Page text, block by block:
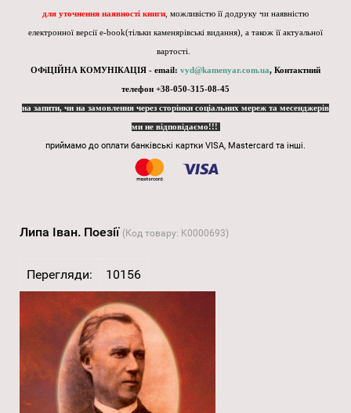
для уточнення наявності книги , можливістю її додруку чи наявністю
електронної версії e-book(тільки каменярівські видання), а також її актуальної
вартості.
ОФіЦІЙНА КОМУНІКАЦІЯ - email: vyd@kamenyar.com.ua, Контактний
телефон +38-050-315-08-45
на запити, чи на замовлення через сторінки соціальних мереж та месенджерів
ми не відповідаємо!!!
приймамо до оплати банківські картки VISA, Mastercard та інші.
Липа Іван. Поезії (Код товару: K0000693)
Перегляди: 10156